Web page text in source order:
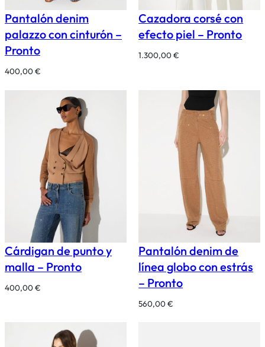
Pantalón denim
palazzo con cinturón –
Pronto
400,00€
Cazadora corsé con
efecto piel – Pronto
1.300,00€
Cárdigan de punto y
malla – Pronto
400,00€
Pantalón denim de
línea globo con estrás
– Pronto
560,00€